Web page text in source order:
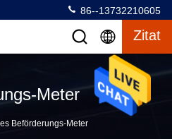
86--13732210605
Zitat
Meter
Beförderungs-Meter